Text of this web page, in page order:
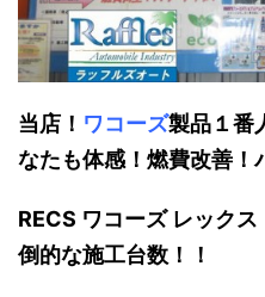
当店！ ワコーズ製品１番
なたも体感！燃費改善！
RECS ワコーズ レック
倒的な施工台数！！